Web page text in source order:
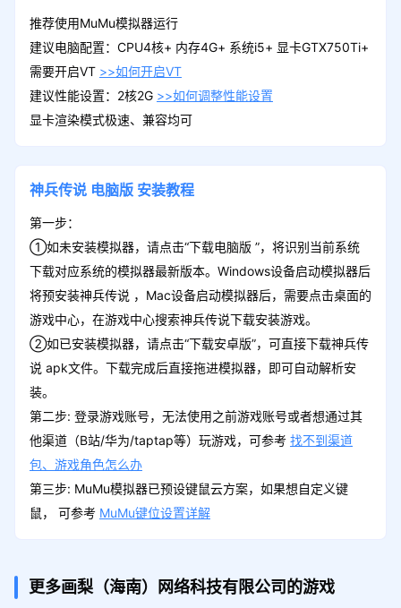
推荐使用MuMu模拟器运行
建议电脑配置：CPU4核+ 内存4G+ 系统i5+ 显卡GTX750Ti+
需要开启VT >>如何开启VT
建议性能设置：2核2G >>如何调整性能设置
显卡渲染模式极速、兼容均可
神兵传说 电脑版 安装教程
第一步：
①如未安装模拟器，请点击“下载电脑版 ”，将识别当前系统
下载对应系统的模拟器最新版本。Windows设备启动模拟器后
将预安装神兵传说 ，Mac设备启动模拟器后，需要点击桌面的
游戏中心，在游戏中心搜索神兵传说下载安装游戏。
②如已安装模拟器，请点击“下载安卓版”，可直接下载神兵传
说 apk文件。下载完成后直接拖进模拟器，即可自动解析安
装。
第二步: 登录游戏账号，无法使用之前游戏账号或者想通过其
他渠道（B站/华为/taptap等）玩游戏，可参考 找不到渠道
包、游戏角色怎么办
第三步: MuMu模拟器已预设键鼠云方案，如果想自定义键
鼠， 可参考 MuMu键位设置详解
更多画梨（海南）网络科技有限公司的游戏